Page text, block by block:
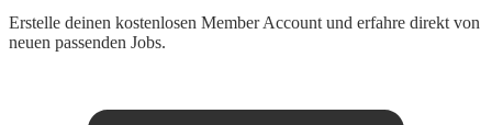
Erstelle deinen kostenlosen Member Account und erfahre direkt von
neuen passenden Jobs.